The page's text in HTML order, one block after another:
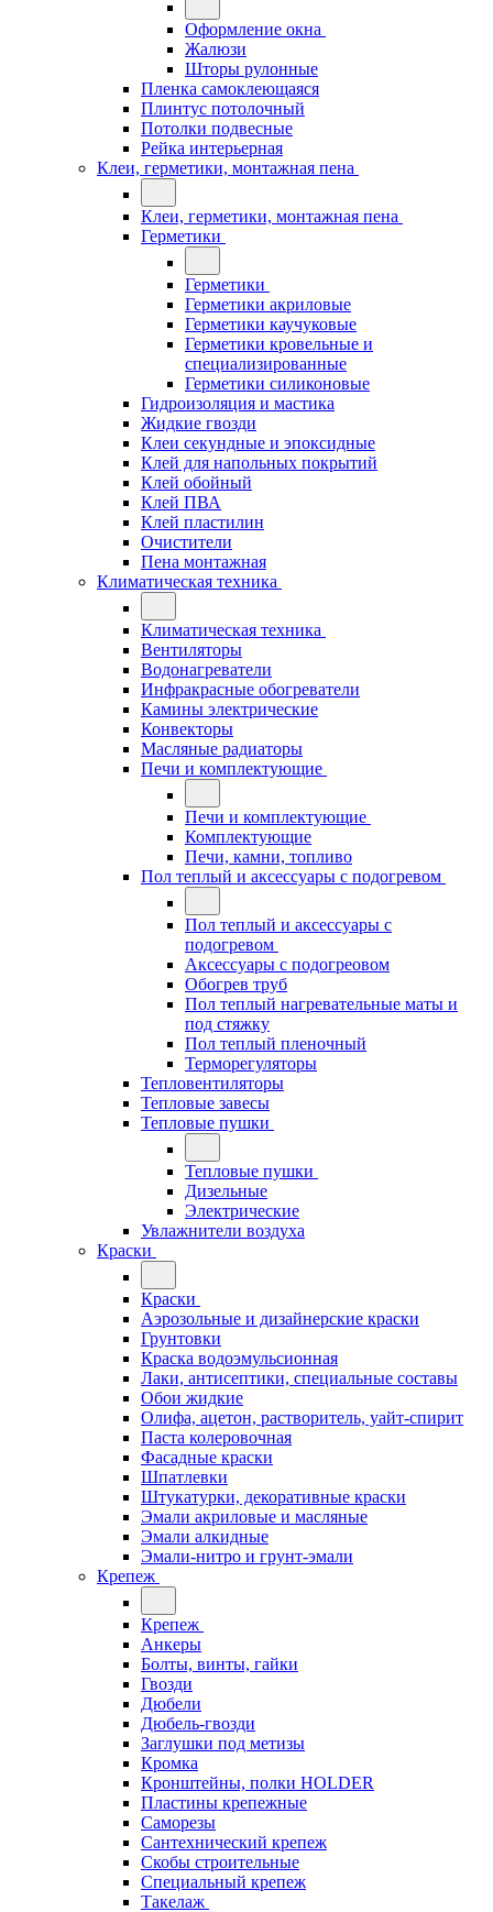
Оформление окна
Жалюзи
Шторы рулонные
Пленка самоклеющаяся
Плинтус потолочный
Потолки подвесные
Рейка интерьерная
Клеи, герметики, монтажная пена
Клеи, герметики, монтажная пена
Герметики
Герметики
Герметики акриловые
Герметики каучуковые
Герметики кровельные и
специализированные
Герметики силиконовые
Гидроизоляция и мастика
Жидкие гвозди
Клеи секундные и эпоксидные
Клей для напольных покрытий
Клей обойный
Клей ПВА
Клей пластилин
Очистители
Пена монтажная
Климатическая техника
Климатическая техника
Вентиляторы
Водонагреватели
Инфракрасные обогреватели
Камины электрические
Конвекторы
Масляные радиаторы
Печи и комплектующие
Печи и комплектующие
Комплектующие
Печи, камни, топливо
Пол теплый и аксессуары с подогревом
Пол теплый и аксессуары с
подогревом
Аксессуары с подогреовом
Обогрев труб
Пол теплый нагревательные маты и
под стяжку
Пол теплый пленочный
Терморегуляторы
Тепловентиляторы
Тепловые завесы
Тепловые пушки
Тепловые пушки
Дизельные
Электрические
Увлажнители воздуха
Краски
Краски
Аэрозольные и дизайнерские краски
Грунтовки
Краска водоэмульсионная
Лаки, антисептики, специальные составы
Обои жидкие
Олифа, ацетон, растворитель, уайт-спирит
Паста колеровочная
Фасадные краски
Шпатлевки
Штукатурки, декоративные краски
Эмали акриловые и масляные
Эмали алкидные
Эмали-нитро и грунт-эмали
Крепеж
Крепеж
Анкеры
Болты, винты, гайки
Гвозди
Дюбели
Дюбель-гвозди
Заглушки под метизы
Кромка
Кронштейны, полки НОLDER
Пластины крепежные
Саморезы
Сантехнический крепеж
Скобы строительные
Специальный крепеж
Такелаж